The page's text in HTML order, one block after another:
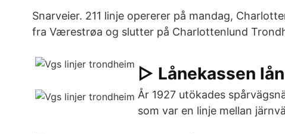
Snarveier. 211 linje opererer på mandag,
fra Værestrøa og slutter på Charlottenlund
▷ Lånekassen
År 1927 utökades
som var en linje mellan